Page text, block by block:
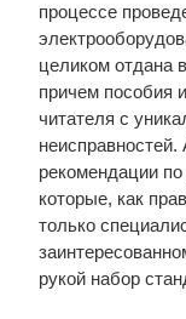
процессе
целиком отдана
причем пособия
читателя с
рекомендации
которые, как
только
рукой набор